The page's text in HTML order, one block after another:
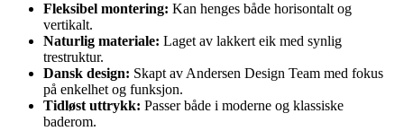
Fleksibel montering: Kan henges både horisontalt og
vertikalt.
Naturlig materiale: Laget av lakkert eik med synlig
trestruktur.
Dansk design: Skapt av Andersen Design Team med fokus
på enkelhet og funksjon.
Tidløst uttrykk: Passer både i moderne og klassiske
baderom.